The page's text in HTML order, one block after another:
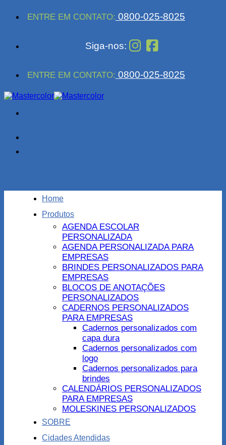
ENTRE EM CONTATO: 0800-025-8025
Siga-nos:
ENTRE EM CONTATO: 0800-025-8025
Home
Produtos
AGENDA ESCOLAR
PERSONALIZADA
AGENDA PERSONALIZADA PARA
EMPRESAS
BRINDES PERSONALIZADOS PARA
EMPRESAS
BLOCOS DE ANOTAÇÕES
PERSONALIZADOS
CADERNOS PERSONALIZADOS
PARA EMPRESAS
Cadernos personalizados com
capa dura
Cadernos personalizados com
logo
Cadernos personalizados para
brindes
CALENDÁRIOS PERSONALIZADOS
PARA EMPRESAS
MOLESKINES PERSONALIZADOS
SOBRE
Cidades Atendidas